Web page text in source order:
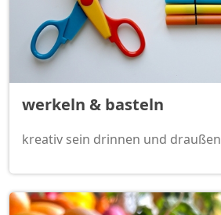
werkeln & basteln
kreativ sein drinnen und draußen